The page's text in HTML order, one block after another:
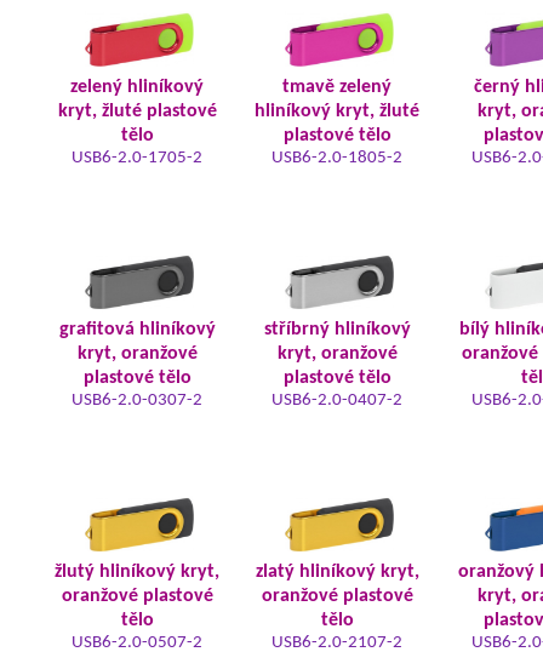
zelený hliníkový
kryt, žluté plastové
tělo
USB6-2.0-1705-2
tmavě zelený
hliníkový kryt, žluté
plastové tělo
USB6-2.0-1805-2
černý
kryt,
USB6-
grafitová hliníkový
kryt, oranžové
plastové tělo
USB6-2.0-0307-2
stříbrný hliníkový
kryt, oranžové
plastové tělo
USB6-2.0-0407-2
bílý
oranžové
USB6-
žlutý hliníkový kryt,
oranžové plastové
tělo
USB6-2.0-0507-2
zlatý hliníkový kryt,
oranžové plastové
tělo
USB6-2.0-2107-2
oranžový
kryt,
USB6-